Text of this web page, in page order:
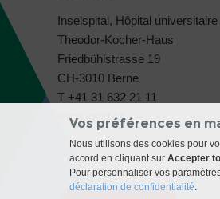
Inselspital, Hôpital
Theodor-Kocher-Haus
Friedbühlstrasse 19
CH-3010 Berne
T +41 31 632 21 11
www.insel.ch
Vos préférences en
Nous utilisons des cookies pour
accord en cliquant sur Accepter
Pour personnaliser vos
déclaration de confidentialité.